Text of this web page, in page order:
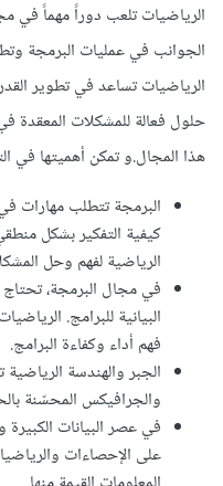
الرياضيات تلعب دوراً مهماً في
الجوانب في عمليات البرمجة
الرياضيات تساعد في تطوير
حلول فعالة للمشكلات المعقدة
هذا المجال.و تمكن أهميتها في
البرمجة تتطلب مهارات
كيفية التفكير بشكل
الرياضية لفهم وحل
في مجال البرمجة، تحتاج
البيانية للبرامج.
فهم أداء وكفاءة البرامج.
الجبر والهندسة
والجرافيكس المحسّنة
في عصر البيانات الكبيرة
على الإحصاءات